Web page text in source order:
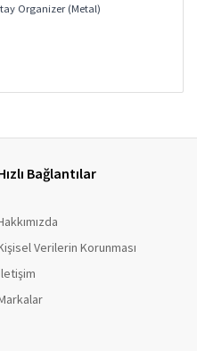
Organizer (Metal)
Bağlantılar
Verilerin Korunması